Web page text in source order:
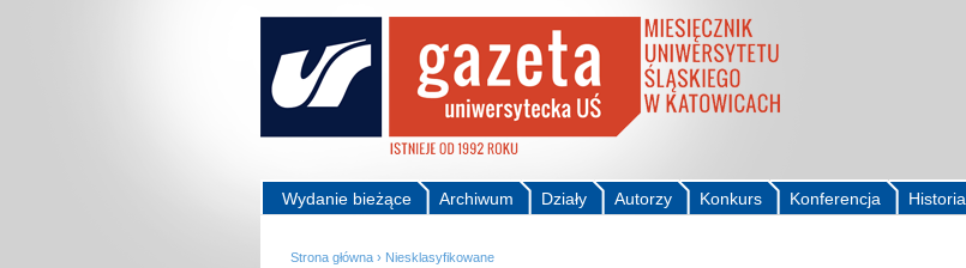
Historia
Konferencja
Konkurs
Autorzy
Działy
Archiwum
Wydanie bieżące
Strona główna › Niesklasyfikowane